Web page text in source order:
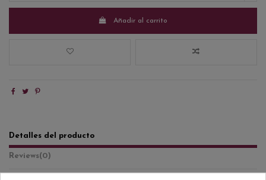
Añadir al carrito
Detalles del producto
Reviews(0)